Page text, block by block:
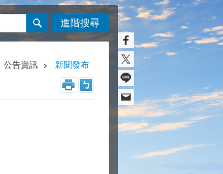
進階搜尋
公告資訊 新聞發布